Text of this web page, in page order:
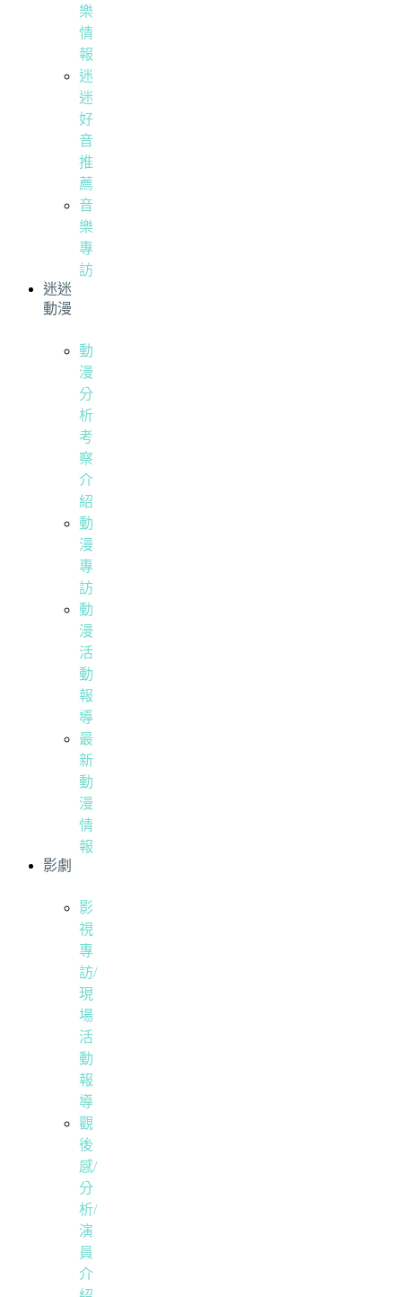
樂
情
報
迷
迷
好
音
推
薦
音
樂
專
訪
迷迷
動漫
動
漫
分
析
考
察
介
紹
動
漫
專
訪
動
漫
活
動
報
導
最
新
動
漫
情
報
影劇
影
視
專
訪/
現
場
活
動
報
導
觀
後
感/
分
析/
演
員
介